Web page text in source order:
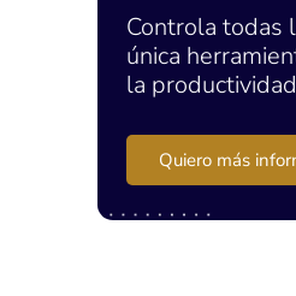
Controla todas
única
la
Quiero más